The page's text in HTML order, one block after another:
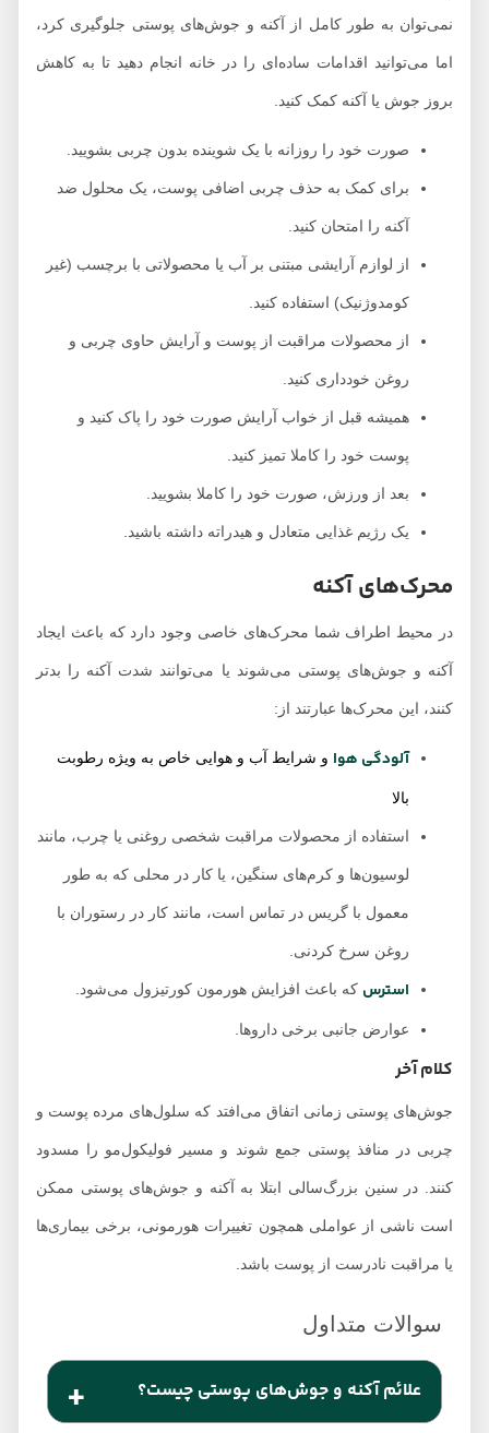
نمی‌توان به طور کامل از آکنه و جوش‌های پوستی جلوگیری کرد،
اما می‌توانید اقدامات ساده‌ای را در خانه انجام دهید تا به کاهش
بروز جوش یا آکنه کمک کنید.
صورت خود را روزانه با یک شوینده بدون چربی بشویید.
برای کمک به حذف چربی اضافی پوست، یک محلول ضد
آکنه را امتحان کنید.
از لوازم آرایشی مبتنی بر آب یا محصولاتی با برچسب (غیر
کومدوژنیک) استفاده کنید.
از محصولات مراقبت از پوست و آرایش حاوی چربی و
روغن خودداری کنید.
همیشه قبل از خواب آرایش صورت خود را پاک کنید و
پوست خود را کاملا تمیز کنید.
بعد از ورزش، صورت خود را کاملا بشویید.
یک رژیم غذایی متعادل و هیدراته داشته باشید.
محرک‌های آکنه
در محیط اطراف شما محرک‌های خاصی وجود دارد که باعث ایجاد
آکنه و جوش‌های پوستی می‌شوند یا می‌توانند شدت آکنه را بدتر
کنند، این محرک‌ها عبارتند از:
آلودگی هواو شرایط آب و هوایی خاص به ویژه رطوبت
استفاده از محصولات مراقبت شخصی روغنی یا چرب، مانند
لوسیون‌ها و کرم‌های سنگین، یا کار در محلی که به طور
معمول با گریس در تماس است، مانند کار در رستوران با
روغن سرخ کردنی.
استرسکه باعث افزایش هورمون کورتیزول می‌شود.
عوارض جانبی برخی داروها.
کلام آخر
جوش‌های پوستی زمانی اتفاق می‌افتد که سلول‌های مرده پوست و
چربی در منافذ پوستی جمع شوند و مسیر فولیکول‌مو را مسدود
کنند. در سنین بزرگ‌سالی ابتلا به آکنه و جوش‌های پوستی ممکن
است ناشی از عواملی همچون تغییرات هورمونی، برخی بیماری‌ها
یا مراقبت نادرست از پوست باشد.
علائم آکنه و جوش‌های پوستی چیست؟